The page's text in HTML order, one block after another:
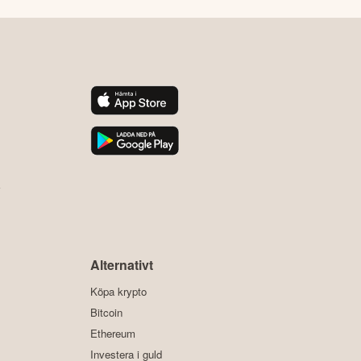
Alternativt
Köpa krypto
Bitcoin
Ethereum
Investera i guld